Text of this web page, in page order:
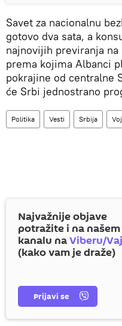
Savet za nacionalnu
gotovo dva sata, a
najnovijih previranja
prema kojima Albanci
pokrajine od centralne
će Srbi jednostrano
Politika Vesti Srbija
Najvažnije objave
potražite i na našem
kanalu naViberu/
(kako vam je draže)
Prijavi se